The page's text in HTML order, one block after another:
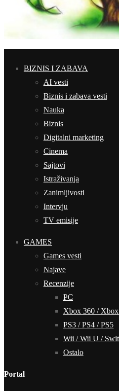
BIZNIS I ZABAVA
AI vesti
Biznis i zabava vesti
Nauka
Biznis
Digitalni marketing
Cinema
Sajtovi
Istraživanja
Zanimljivosti
Intervju
TV emisije
GAMES
Games vesti
Najave
Recenzije
PC
Xbox 360 /
PS3 / PS4 / PS5
Wii / Wii U /
Ostalo
Portal